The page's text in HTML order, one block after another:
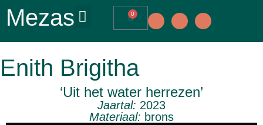
Mezas 0
Enith Brigitha
‘Uit het water herrezen’
Jaartal: 2023
Materiaal: brons